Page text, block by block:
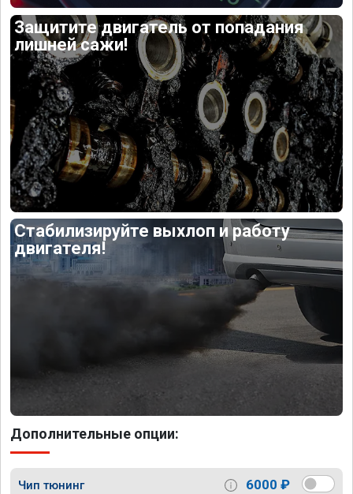
Защитите двигатель от попадания
лишней сажи!
Стабилизируйте выхлоп и работу
двигателя!
Дополнительные опции:
Чип тюнинг 6000 ₽